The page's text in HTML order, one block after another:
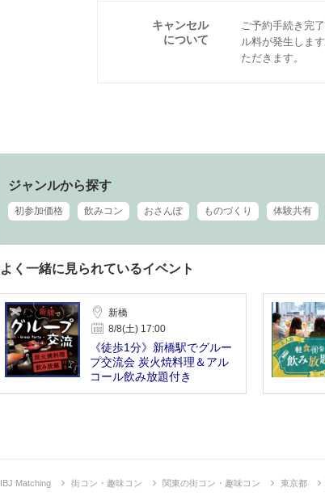
キャンセル
について
ご予約手続き完
ル料が発生しま
ただきます。
ジャンルから探す
初参加価格 飲みコン おさんぽ ものづくり 体験共有
よく一緒に見られているイベント
新橋
8/8(土) 17:00
《徒歩1分》新橋駅でグルー
プ交流会 炭火焼料理＆アル
コール飲み放題付き
IBJ Matching 街コン・趣味コン 関東の街コン・趣味コン 東京都